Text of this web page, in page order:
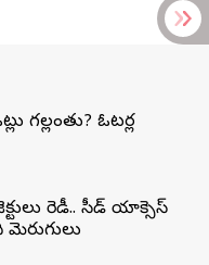
గల్లంతు? ఓటర్ల
రెడీ.. సీడ్‌ యాక్సెస్‌
మెరుగులు